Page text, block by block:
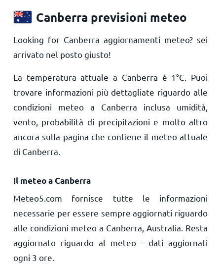
Canberra previsioni meteo
Looking for Canberra aggiornamenti meteo? sei
arrivato nel posto giusto!
La temperatura attuale a Canberra è 1°C . Puoi
trovare informazioni più dettagliate riguardo alle
condizioni meteo a Canberra inclusa umidità,
vento, probabilità di precipitazioni e molto altro
ancora sulla pagina che contiene il meteo attuale
di Canberra.
Il meteo a Canberra
Meteo5.com fornisce tutte le informazioni
necessarie per essere sempre aggiornati riguardo
alle condizioni meteo a Canberra, Australia. Resta
aggiornato riguardo al meteo - dati aggiornati
ogni 3 ore.